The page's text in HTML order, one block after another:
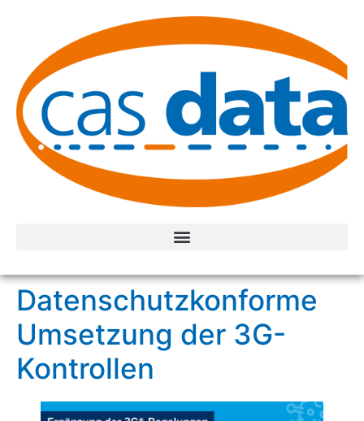
Datenschutzkonforme
Umsetzung der 3G-
Kontrollen